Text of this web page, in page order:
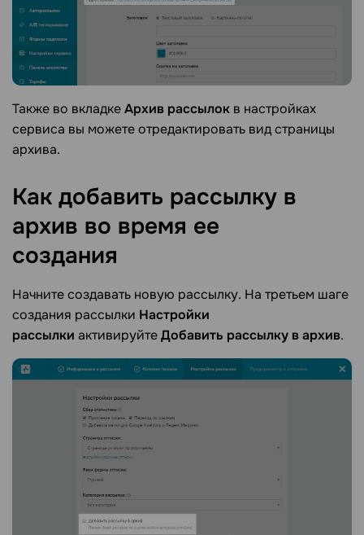
Также во вкладкеАрхив рассылок в настройках
сервиса вы можете отредактировать вид страницы
архива.
Как добавить рассылку в
архив во время ее
создания
Начните создавать новую рассылку. На третьем шаге
создания рассылки Настройки
рассылки активируйтеДобавить рассылку в архив.